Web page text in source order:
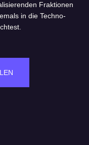
Fraktionen
in die Techno-